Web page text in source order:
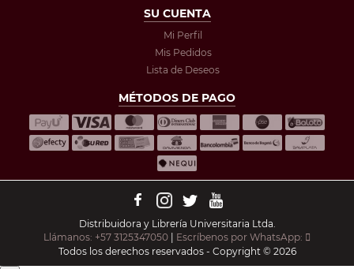
SU CUENTA
Mi Perfil
Mis Pedidos
Lista de Deseos
MÉTODOS DE PAGO
Distribuidora y Librería Universitaria Ltda.
Llámanos: +57 3125347050 | Escríbenos por WhatsApp:
Todos los derechos reservados - Copyright © 2026